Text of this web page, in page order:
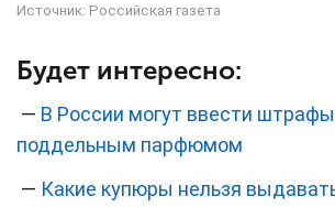
Источник: Российская газета
Будет интересно:
— В России могут ввести
поддельным парфюмом
— Какие купюры нельзя